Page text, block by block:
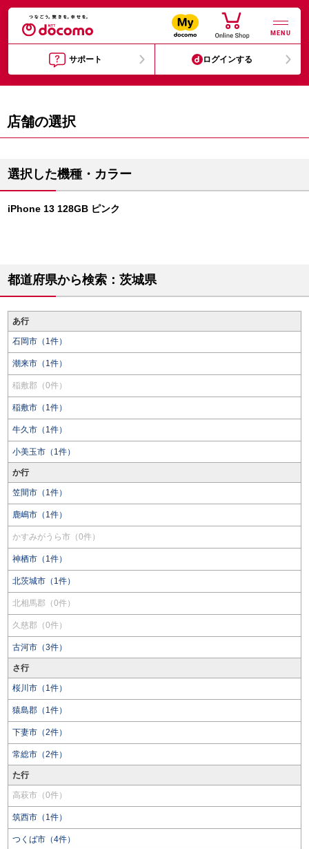
MENU
サポート ログインする
店舗の選択
選択した機種・カラー
iPhone 13 128GB ピンク
都道府県から検索：茨城県
あ行
石岡市（1件）
潮来市（1件）
稲敷郡（0件）
稲敷市（1件）
牛久市（1件）
小美玉市（1件）
か行
笠間市（1件）
鹿嶋市（1件）
かすみがうら市（0件）
神栖市（1件）
北茨城市（1件）
北相馬郡（0件）
久慈郡（0件）
古河市（3件）
さ行
桜川市（1件）
猿島郡（1件）
下妻市（2件）
常総市（2件）
た行
高萩市（0件）
筑西市（1件）
つくば市（4件）